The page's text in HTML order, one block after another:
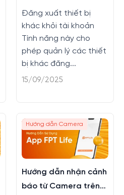
FPT Life
Đăng xuất thiết bị
khác khỏi tài khoản
Tính năng này cho
phép quản lý các thiết
bị khác đăng...
15/09/2025
Hướng dẫn Camera
Hướng dẫn nhận cảnh
báo từ Camera trên